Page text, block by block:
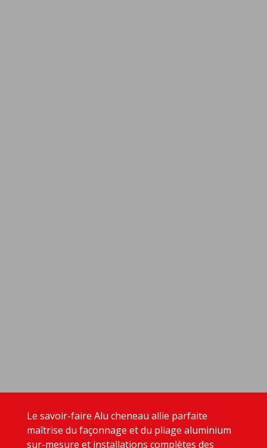
Le savoir-faire Alu cheneau allie parfaite
maîtrise du façonnage et du pliage aluminium
sur-mesure et installations complètes des